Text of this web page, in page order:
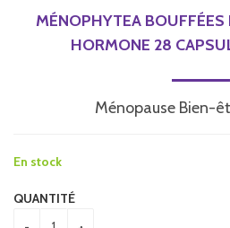
MÉNOPHYTEA BOUFFÉES
HORMONE 28
Ménopause Bien-
En stock
QUANTITÉ